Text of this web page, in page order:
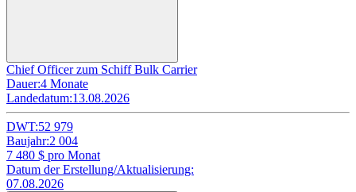
Chief Officer zum Schiff Bulk Carrier
Dauer:4 Monate
Landedatum:13.08.2026
DWT:52 979
Baujahr:2 004
7 480 $ pro Monat
Datum der Erstellung/Aktualisierung:
07.08.2026